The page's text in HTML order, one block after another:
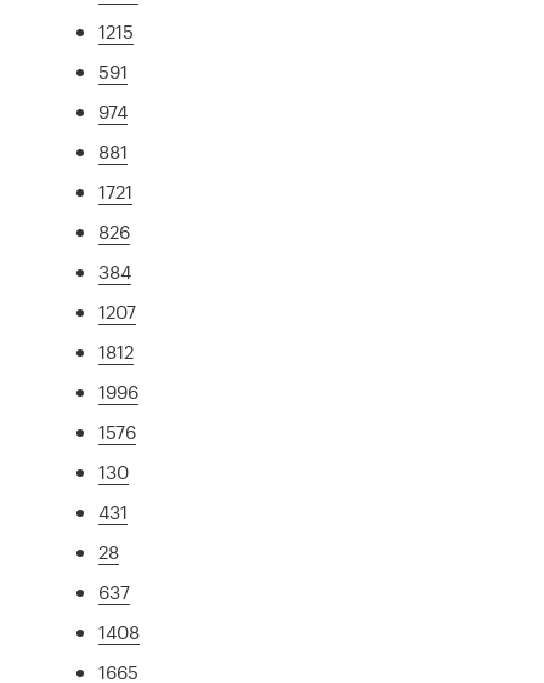
1215
591
974
881
1721
826
384
1207
1812
1996
1576
130
431
28
637
1408
1665